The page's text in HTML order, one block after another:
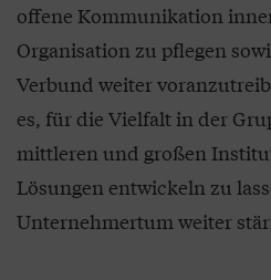
offene Kommunikation
Organisation zu pflegen
Verbund weiter
es, für die Vielfalt in der
mittleren und großen
Lösungen entwickeln zu
Unternehmertum weiter